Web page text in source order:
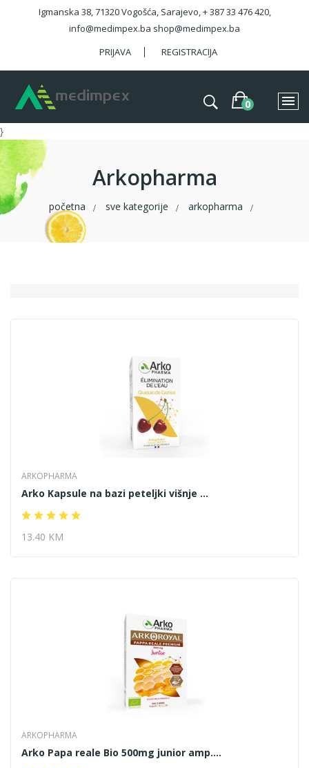
Igmanska 38, 71320 Vogošća, Sarajevo, + 387 33 476 420,
info@medimpex.ba shop@medimpex.ba
PRIJAVA
REGISTRACIJA
}
Arkopharma
početna sve kategorije arkopharma
ARKOPHARMA
Arko Kapsule na bazi peteljki višnje ...
13.40 KM
ARKOPHARMA
Arko Papa reale Bio 500mg junior amp....